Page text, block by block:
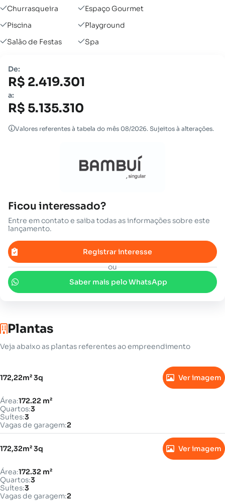
Churrasqueira
Espaço Gourmet
Piscina
Playground
Salão de Festas
Spa
De:
R$ 2.419.301
a:
R$ 5.135.310
Valores referentes à tabela do mês 08/2026. Sujeitos à alterações.
Ficou interessado?
Entre em contato e saiba todas as informações sobre este
lançamento.
Registrar interesse
ou
Saber mais pelo WhatsApp
Plantas
Veja abaixo as plantas referentes ao empreendimento
172,22m² 3q Ver imagem
Área:172.22 m²
Quartos:3
Suítes:3
Vagas de garagem:2
172,32m² 3q Ver imagem
Área:172.32 m²
Quartos:3
Suítes:3
Vagas de garagem:2